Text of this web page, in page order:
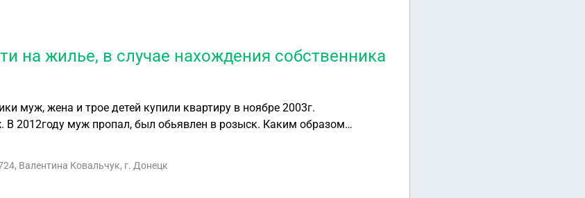
на жилье, в случае нахождения собственника
ли она право переоформить квартиру на себя?
Валентина Ковальчук, г. Донецк